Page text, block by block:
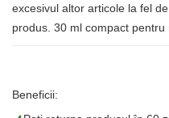
excesivul altor articole la fel
produs. 30 ml compact pentru
Beneficii: